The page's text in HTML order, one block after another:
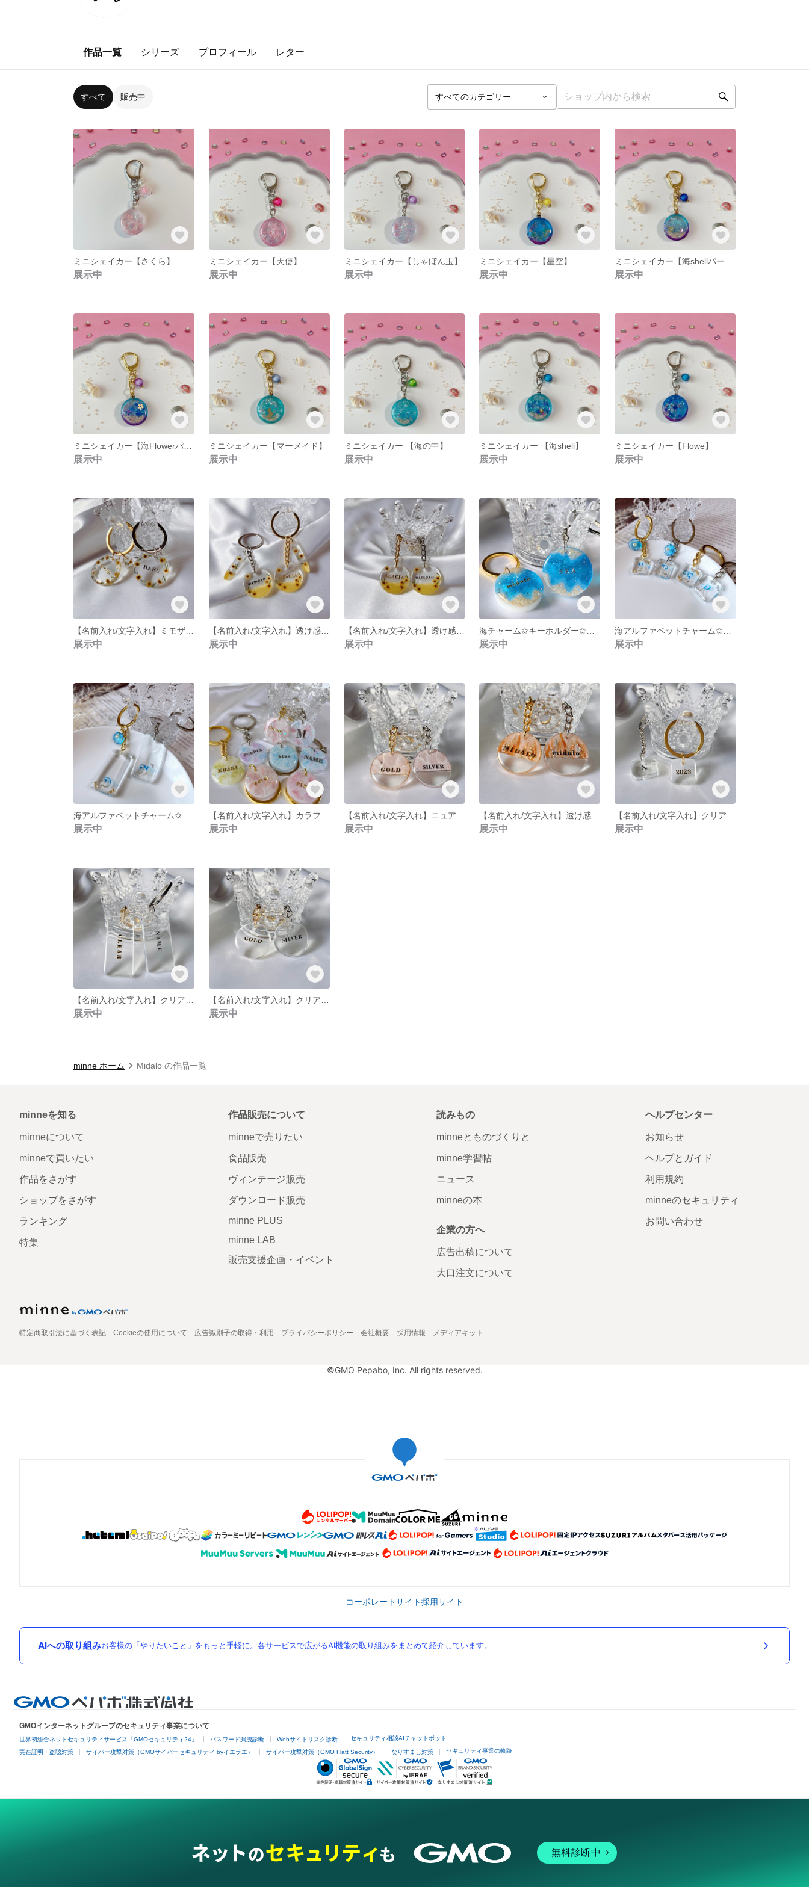
作品一覧 シリーズ プロフィール レター
すべて 販売中
ミニシェイカー【さくら】
展示中
ミニシェイカー【天使】
展示中
ミニシェイカー【しゃぼん玉】
展示中
ミニシェイカー【星空】
展示中 展示中
展示中
ミニシェイカー【マーメイド】
展示中
ミニシェイカー 【海の中】
展示中
ミニシェイカー 【海shell】
展示中
ミニシェイカー【Flowe】
展示中
展示中
【名前入れ/文字入れ】透け感✩ミモザチャーム✩スティックチャーム付き✩キーホルダー✩キーリング✩ラウンド
展示中
【名前入れ/文字入れ】透け感✩ミモザチャーム✩キーホルダー✩キーリング✩ラウンド
展示中 展示中 展示中
展示中 展示中 展示中 展示中 展示中
展示中 展示中
minne ホーム Midalo の作品一覧
minneを知る
minneについて
minneで買いたい
作品をさがす
ショップをさがす
ランキング
特集
作品販売について
minneで売りたい
食品販売
ヴィンテージ販売
ダウンロード販売
minne PLUS
minne LAB
販売支援企画・イベント
読みもの
minneとものづくりと
minne学習帖
ニュース
minneの本
企業の方へ
広告出稿について
大口注文について
ヘルプセンター
お知らせ
ヘルプとガイド
利用規約
minneのセキュリティ
お問い合わせ
特定商取引法に基づく表記 Cookieの使用について 広告識別子の取得・利用 プライバシーポリシー 会社概要 採用情報 メディアキット
©GMO Pepabo, Inc. All rights reserved.
コーポレートサイト採用サイト
AIへの取り組みお客様の「やりたいこと」をもっと手軽に。各サービスで広がるAI機能の取り組みをまとめて紹介しています。
GMOインターネットグループのセキュリティ事業について
世界初総合ネットセキュリティサービス「GMOセキュリティ24」 パスワード漏洩診断 Webサイトリスク診断 セキュリティ相談AIチャットボット
実在証明・盗聴対策 サイバー攻撃対策（GMOサイバーセキュリティ byイエラエ） サイバー攻撃対策（GMO Flatt Security） なりすまし対策 セキュリティ事業の軌跡
無料診断中